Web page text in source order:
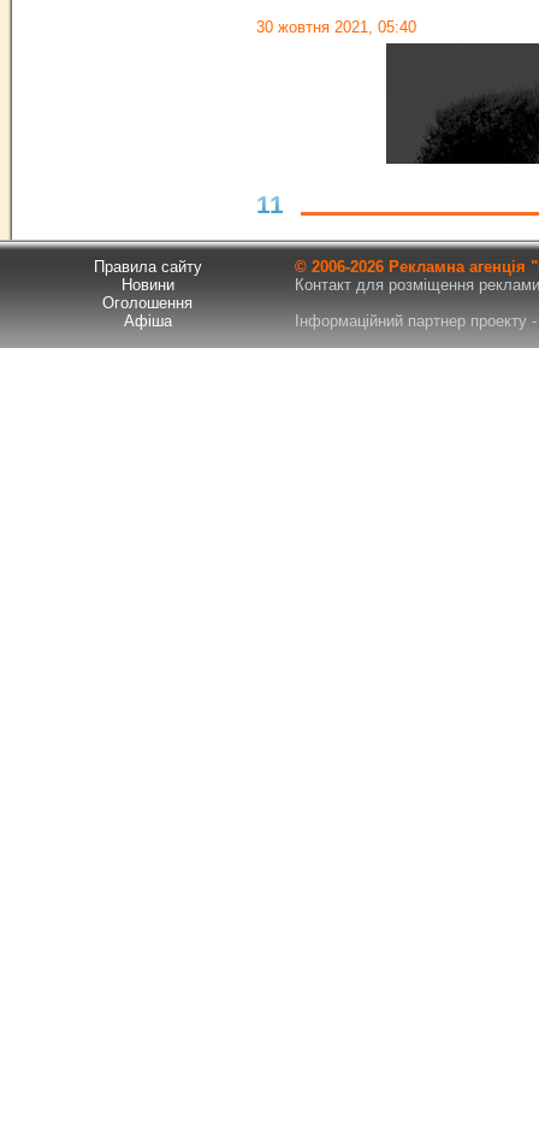
30 жовтня 2021, 05:40
11
Правила сайту
Новини
Оголошення
Афіша
© 2006-2026 Рекламна
Контакт для розміщення
Інформаційний партнер проекту